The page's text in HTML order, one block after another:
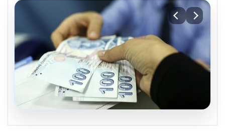
07.08.2026